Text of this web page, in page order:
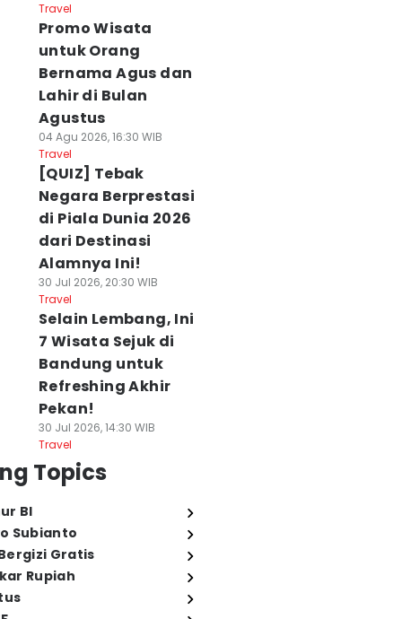
Travel
Promo Wisata
untuk Orang
Bernama Agus dan
Lahir di Bulan
Agustus
04 Agu 2026, 16:30 WIB
Travel
[QUIZ] Tebak
Negara Berprestasi
di Piala Dunia 2026
dari Destinasi
Alamnya Ini!
30 Jul 2026, 20:30 WIB
Travel
Selain Lembang, Ini
7 Wisata Sejuk di
Bandung untuk
Refreshing Akhir
Pekan!
30 Jul 2026, 14:30 WIB
Travel
Topics
BI
Subianto
Gratis
Rupiah